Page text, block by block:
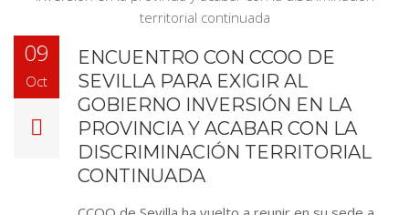
09
Oct
ENCUENTRO CON CCOO DE
SEVILLA PARA EXIGIR AL
GOBIERNO INVERSIÓN EN LA
PROVINCIA Y ACABAR CON LA
DISCRIMINACIÓN TERRITORIAL
CONTINUADA